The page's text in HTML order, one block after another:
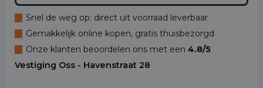
Snel de weg op: direct uit voorraad leverbaar
Gemakkelijk online kopen, gratis thuisbezorgd
Onze klanten beoordelen ons met een 4.8/5
Vestiging Oss - Havenstraat 28